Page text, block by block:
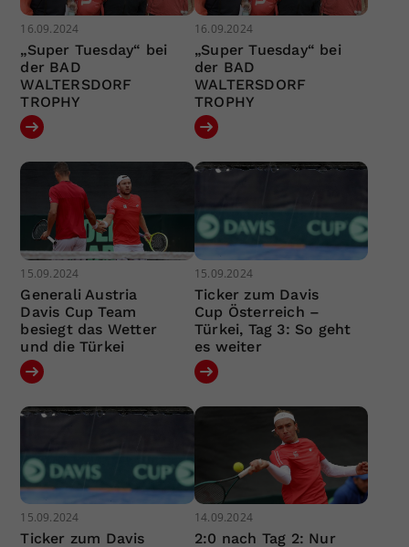
16.09.2024
„Super Tuesday“ bei
der BAD
WALTERSDORF
TROPHY
16.09.2024
„Super Tuesday“ bei
der BAD
WALTERSDORF
TROPHY
15.09.2024
Generali Austria
Davis Cup Team
besiegt das Wetter
und die Türkei
15.09.2024
Ticker zum Davis
Cup Österreich –
Türkei, Tag 3: So geht
es weiter
15.09.2024
Ticker zum Davis
14.09.2024
2:0 nach Tag 2: Nur